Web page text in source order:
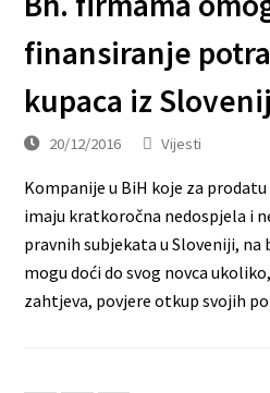
finansiranje
kupaca iz
20/12/2016 Vijesti
Kompanije u BiH koje za
imaju kratkoročna nedospjela i
pravnih subjekata u Sloveniji, na
mogu doći do svog novca
zahtjeva, povjere otkup svojih